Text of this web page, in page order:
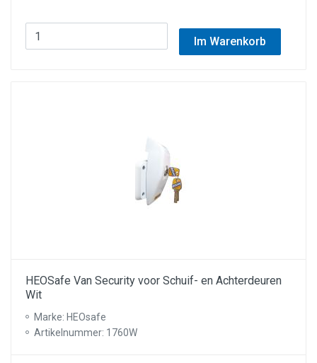
Im Warenkorb
HEOSafe Van Security voor Schuif- en Achterdeuren
Wit
Marke: HEOsafe
Artikelnummer: 1760W